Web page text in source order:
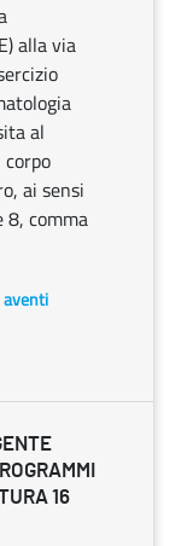
alla via
al
corpo
ai sensi
8, comma
aventi
16